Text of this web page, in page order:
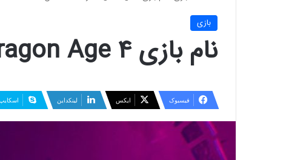
بازی
نام بازی Dragon Age 4 رسما مشخص شد
فیسبوک ایکس لینکداین